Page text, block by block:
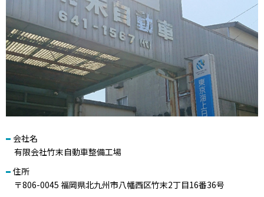
1月の営業について
2025/11/30
12月の営業について
2025/10/31
11月の営業について
会社名
有限会社竹末自動車整備工場
住所
〒806-0045 福岡県北九州市八幡西区竹末2丁目16番36号